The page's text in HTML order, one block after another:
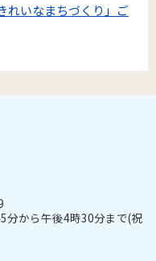
れいなまちづくり」ご
分から午後4時30分まで(祝